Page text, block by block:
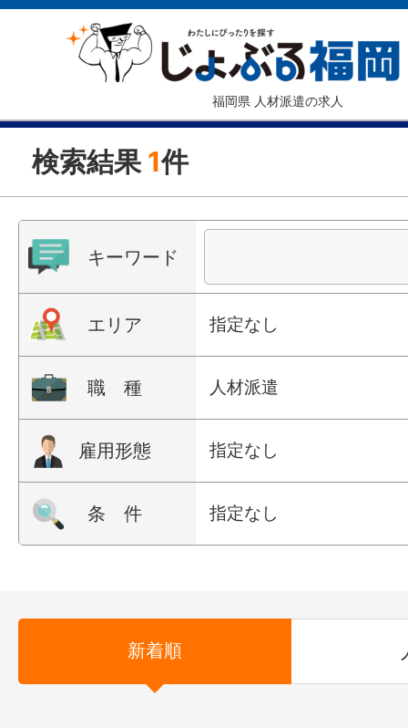
福岡県 人材派遣の求人
検索結果 1件
キーワード
エリア 指定なし
職 種 人材派遣
雇用形態 指定なし
条 件 指定なし
新着順